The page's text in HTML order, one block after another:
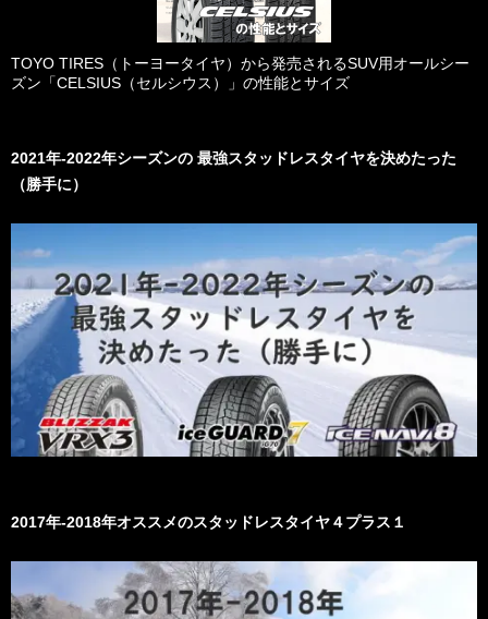
TOYO TIRES（トーヨータイヤ）から発売されるSUV用オールシー
ズン「CELSIUS（セルシウス）」の性能とサイズ
2021年-2022年シーズンの 最強スタッドレスタイヤを決めたった
（勝手に）
2017年-2018年オススメのスタッドレスタイヤ４プラス１